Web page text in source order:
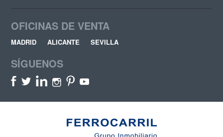
OFICINAS DE VENTA
MADRID ALICANTE SEVILLA
SÍGUENOS